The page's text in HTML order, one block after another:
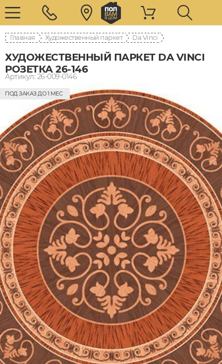
Главная Художественный паркет Da Vinci
ХУДОЖЕСТВЕННЫЙ ПАРКЕТ DA VINCI
РОЗЕТКА 26-146
Артикул: 26-009-0146
ПОД ЗАКАЗ ДО 1 МЕС